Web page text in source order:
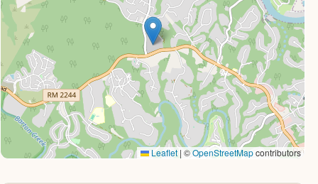
Leaflet | ©OpenStreetMapcontributors